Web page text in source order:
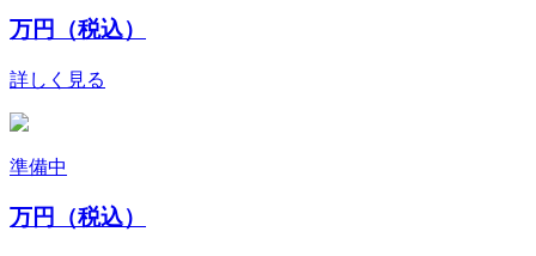
万円（税込）
詳しく見る
準備中
万円（税込）